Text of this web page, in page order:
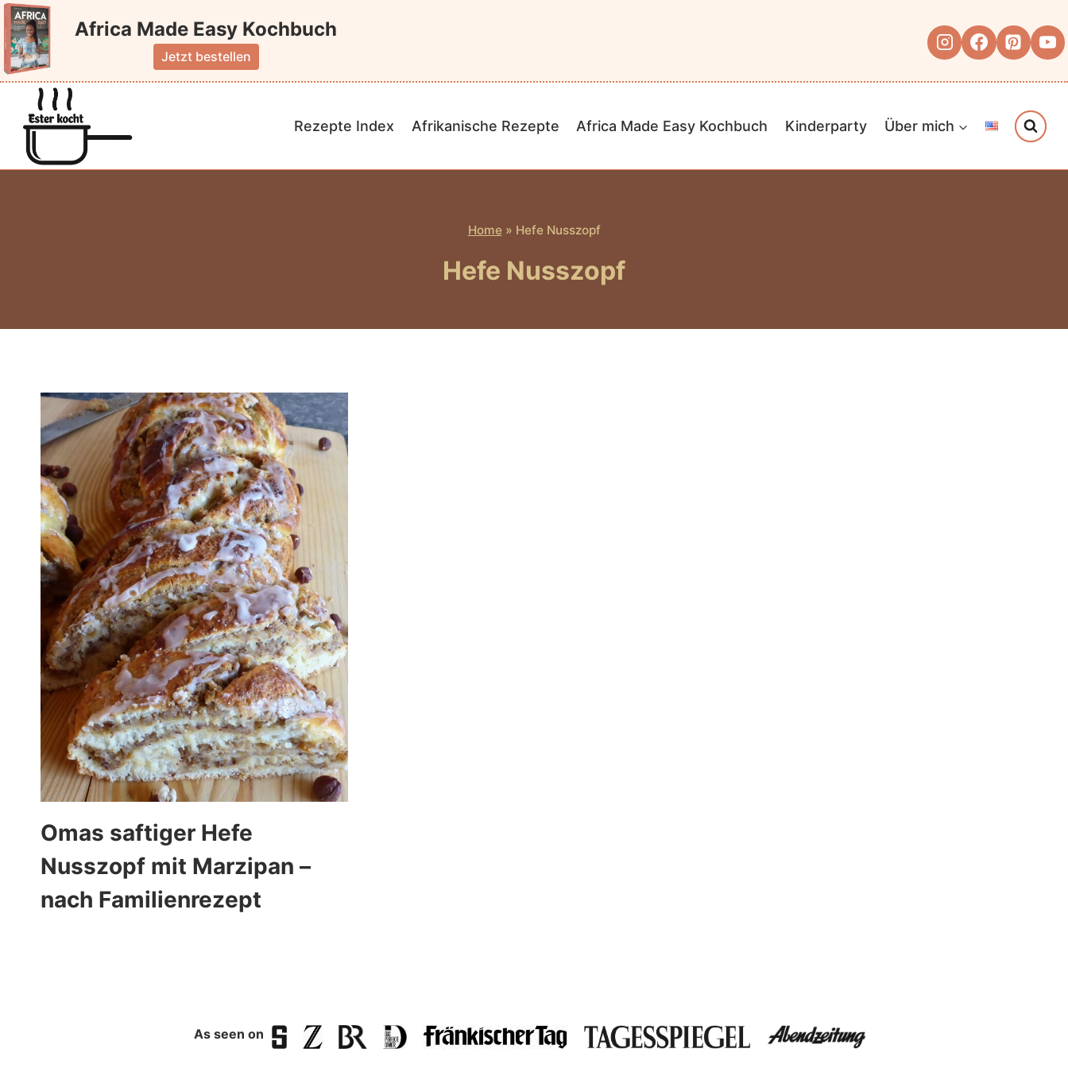
Zum
Inhalt
springen
Africa Made Easy Kochbuch
Jetzt bestellen
Rezepte Index Afrikanische Rezepte Africa Made Easy Kochbuch Kinderparty Über mich
Home» Hefe Nusszopf
Hefe Nusszopf
Omas saftiger Hefe
Nusszopf mit Marzipan –
nach Familienrezept
As seen on